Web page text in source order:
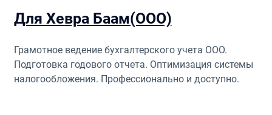
Для Хевра Баам(ООО)
Грамотное ведение бухгалтерского учета ООО.
Подготовка годового отчета. Оптимизация системы
налогообложения. Профессионально и доступно.